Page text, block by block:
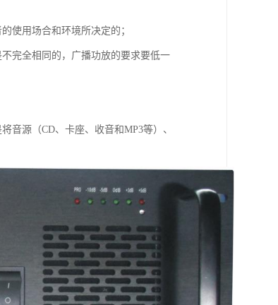
使用场合和环境所决定的；
完全相同的，广播功放的要求要低一
音源（CD、卡座、收音和MP3等）、